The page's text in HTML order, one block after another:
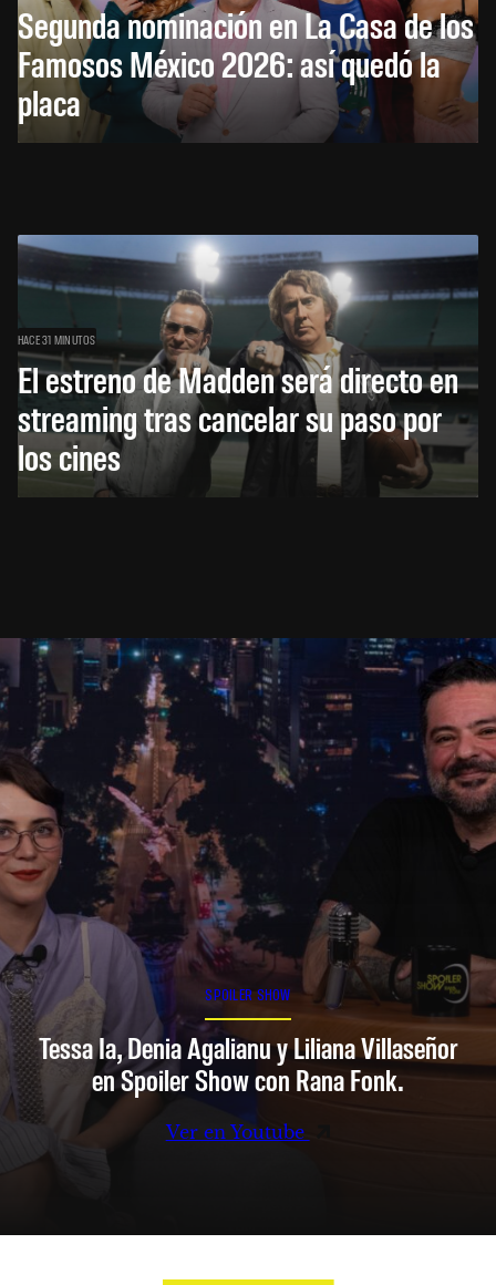
Segunda nominación en La Casa de los
Famosos México 2026: así quedó la
placa
HACE 31 MINUTOS
El estreno de Madden será directo en
streaming tras cancelar su paso por
los cines
SPOILER SHOW
Tessa Ia, Denia Agalianu y Liliana Villaseñor
en Spoiler Show con Rana Fonk.
Ver en Youtube